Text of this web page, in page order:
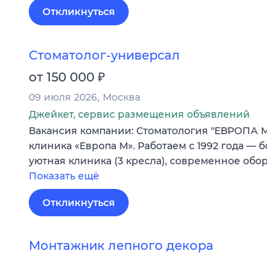
Откликнуться
Стоматолог-универсал
от 150 000 ₽
09 июля 2026 Москва
Джейкет, сервис размещения объявлений
Вакансия компании: Стоматология "ЕВРОПА
клиника «Европа М». Работаем с 1992 года —
уютная клиника (3 кресла), современное
Показать ещё
Откликнуться
Монтажник лепного декора